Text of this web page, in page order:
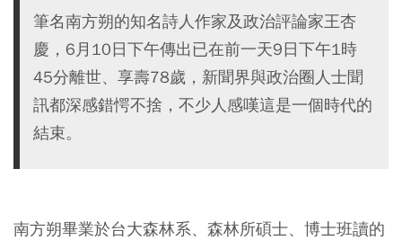
筆名南方朔的知名詩人作家及政治評論家王杏
慶，6月10日下午傳出已在前一天9日下午1時
45分離世、享壽78歲，新聞界與政治圈人士聞
訊都深感錯愕不捨，不少人感嘆這是一個時代的
結束。
南方朔畢業於台大森林系、森林所碩士、博士班讀的